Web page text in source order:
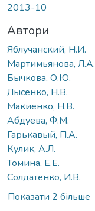
2013-10
Автори
Яблучанский, Н.И.
Мартимьянова, Л.А.
Бычкова, О.Ю.
Лысенко, Н.В.
Макиенко, Н.В.
Абдуева, Ф.М.
Гарькавый, П.А.
Кулик, А.Л.
Томина, Е.Е.
Солдатенко, И.В.
Показати 2 більше